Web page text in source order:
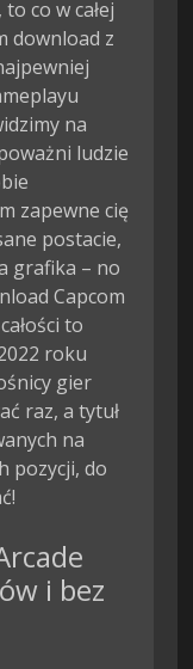
co w całej
download z
na
ludzie
zapewne cię
postacie,
grafika – no
Capcom
to
roku
gier
raz, a tytuł
na
pozycji, do
i bez